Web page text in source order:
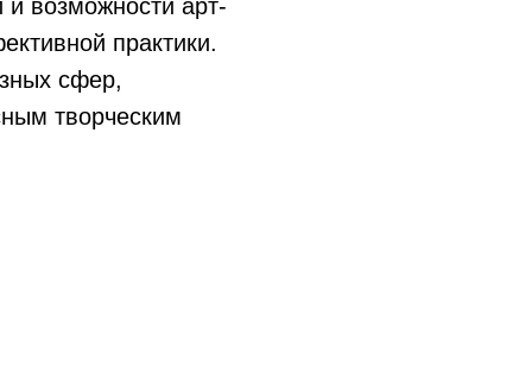
возможности арт-
практики.
сфер,
творческим